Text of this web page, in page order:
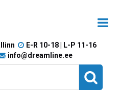
E-R 10-18 | L-P 11-16
info@dreamline.ee